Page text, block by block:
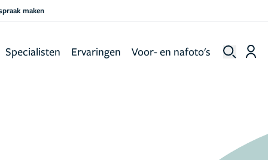
maken
Specialisten Ervaringen Voor- en nafoto's